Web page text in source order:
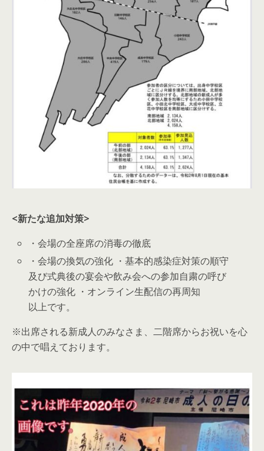
<新たな追加対策>
・会場の全座席の消毒の徹底
・会場の換気の強化 ・基本的感染症対策の順守
及び式典後の宴会や飲み会への参加自粛の呼び
かけの強化 ・オンライン生配信の再周知
以上です。
※出席される新成人のみなさま、二階席からお祝いを心
の中で唱えております。